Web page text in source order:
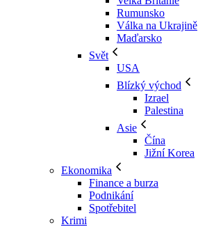
Rumunsko
Válka na Ukrajině
Maďarsko
Svět
USA
Blízký východ
Izrael
Palestina
Asie
Čína
Jižní Korea
Ekonomika
Finance a burza
Podnikání
Spotřebitel
Krimi